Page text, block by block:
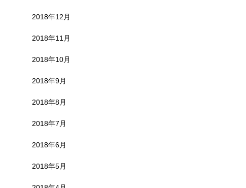
2018年12月
2018年11月
2018年10月
2018年9月
2018年8月
2018年7月
2018年6月
2018年5月